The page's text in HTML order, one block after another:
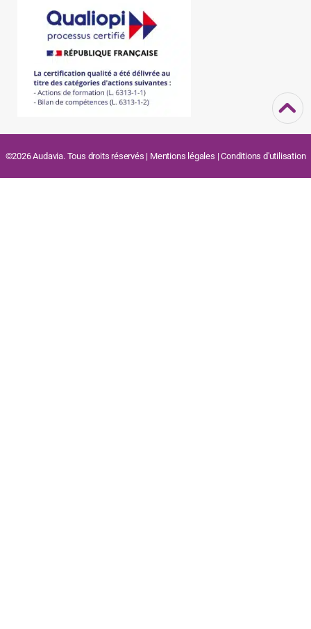
©2026 Audavia. Tous droits réservés | Mentions légales |Conditions d'utilisation